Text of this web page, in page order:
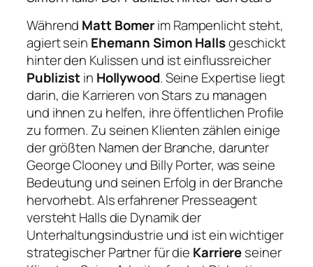
Während Matt Bomerim Rampenlicht steht,
agiert sein Ehemann Simon Hallsgeschickt
hinter den Kulissen und ist einflussreicher
Publizistin Hollywood. Seine Expertise liegt
darin, die Karrieren von Stars zu managen
und ihnen zu helfen, ihre öffentlichen Profile
zu formen. Zu seinen Klienten zählen einige
der größten Namen der Branche, darunter
George Clooney und Billy Porter, was seine
Bedeutung und seinen Erfolg in der Branche
hervorhebt. Als erfahrener Presseagent
versteht Halls die Dynamik der
Unterhaltungsindustrie und ist ein wichtiger
strategischer Partner für die Karriereseiner